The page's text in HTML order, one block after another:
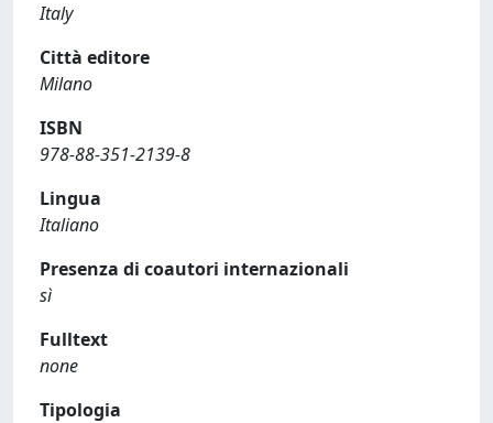
Italy
Città editore
Milano
ISBN
978-88-351-2139-8
Lingua
Italiano
Presenza di coautori internazionali
sì
Fulltext
none
Tipologia